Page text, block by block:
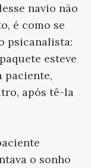
navio não
é como se
psicanalista:
esteve
paciente,
após tê-la
o sonho